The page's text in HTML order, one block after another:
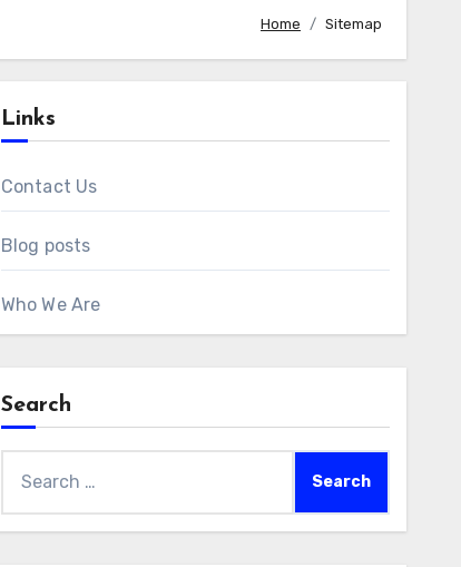
Home Sitemap
Links
Contact Us
Blog posts
Who We Are
Search
for: